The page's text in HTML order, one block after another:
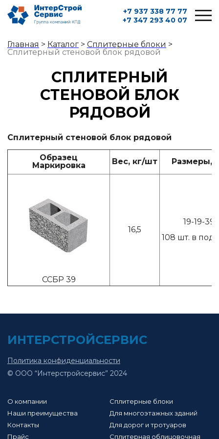
+7 937 338 77 77
+7 347 293 40 07
Главная > Каталог > Сплитерные блоки >
Сплитерный стеновой блок рядовой
СПЛИТЕРНЫЙ
СТЕНОВОЙ БЛОК
РЯДОВОЙ
Сплитерный стеновой блок рядовой
Образец
Маркировка
Вес, кг/шт Размеры,
CCБР 39
16,5
19-19-39
108 шт. в
ИНТЕРСТРОЙСЕРВИС
Политика конфиденциальности
© ООО “Интерстройсервис” 2024
О компании
Наши преимущества
Контакты
Прайс
Сплитерные блоки
Для многоэтажных зданий
Для дорог и тротуаров
Сплитерная облицовочная